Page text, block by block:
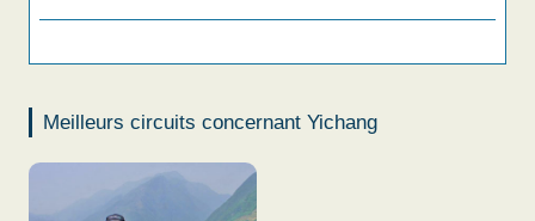
Meilleurs circuits concernant Yichang